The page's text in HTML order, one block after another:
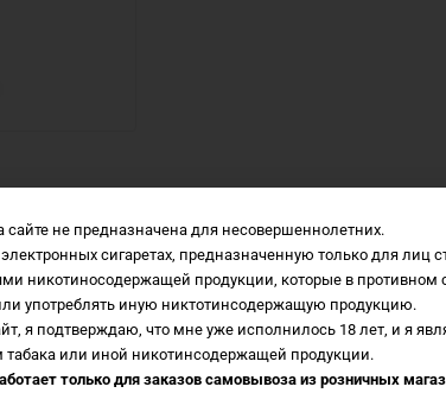
Характеристики Отзывы
по низкой цене
лесу? Так вот, это он и есть.
не предназначена для несовершеннолетних.
сигаретах, предназначенную только для лиц
никотиносодержащей продукции, которые в противном
употреблять иную никтотинсодержащую продукцию.
я подтверждаю, что мне уже исполнилось 18 лет, и я
табака или иной никотинсодержащей продукции.
только для заказов самовывоза изрозничных